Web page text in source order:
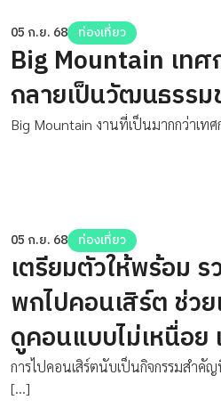
05 ก.ย. 68 ท่องเที่ยว
Big Mountain เท
กลายเป็นวัฒนธรรม
Big Mountain งานที่เป็นมากกว่
05 ก.ย. 68 ท่องเที่ยว
เตรียมตัวให้พร้อม
พกไปคอนเสิร์ต ช่ว
ดูคอนแบบไม่เหนื่อย
งาน!
การไปคอนเสิร์ตนับเป็นกิจกรรมสำคั
[…]